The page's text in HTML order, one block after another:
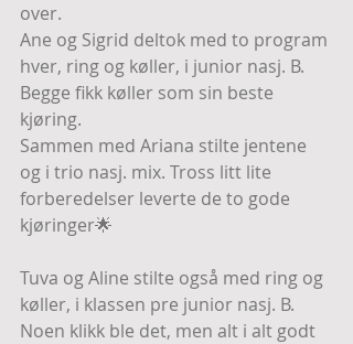
over.
Ane og Sigrid deltok med to program
hver, ring og køller, i junior nasj. B.
Begge fikk køller som sin beste
kjøring.
Sammen med Ariana stilte jentene
og i trio nasj. mix. Tross litt lite
forberedelser leverte de to gode
kjøringer🌟
Tuva og Aline stilte også med ring og
køller, i klassen pre junior nasj. B.
Noen klikk ble det, men alt i alt godt